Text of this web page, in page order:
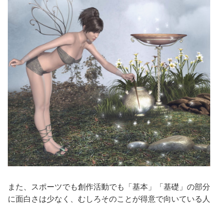
また、スポーツでも創作活動でも「基本」「基礎」の部分
に面白さは少なく、むしろそのことが得意で向いている人